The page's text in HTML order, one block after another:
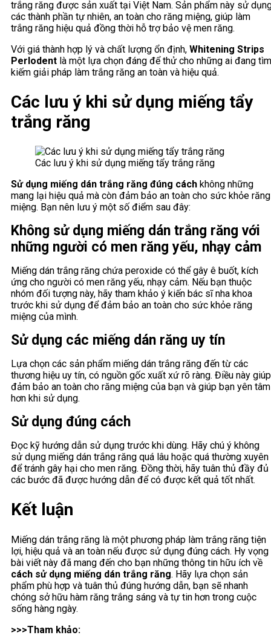
trắng răng được sản xuất tại Việt Nam. Sản phẩm này sử
các thành phần tự nhiên, an toàn cho răng miệng, giúp làm
trắng răng hiệu quả đồng thời hỗ trợ bảo vệ men răng.
Với giá thành hợp lý và chất lượng ổn định, Whitening Strips
Perlodent là một lựa chọn đáng để thử cho những ai đang tìm
kiếm giải pháp làm trắng răng an toàn và hiệu quả.
Các lưu ý khi sử dụng miếng tẩy
trắng răng
Các lưu ý khi sử dụng miếng tẩy trắng răng
Sử dụng miếng dán trắng răng đúng cách không những
mang lại hiệu quả mà còn đảm bảo an toàn cho sức khỏe răng
miệng. Bạn nên lưu ý một số điểm sau đây:
Không sử dụng miếng dán trắng răng với
những người có men răng yếu, nhạy cảm
Miếng dán trắng răng chứa peroxide có thể gây ê buốt, kích
ứng cho người có men răng yếu, nhạy cảm. Nếu bạn thuộc
nhóm đối tượng này, hãy tham khảo ý kiến bác sĩ nha khoa
trước khi sử dụng để đảm bảo an toàn cho sức khỏe răng
miệng của mình.
Sử dụng các miếng dán răng uy tín
Lựa chọn các sản phẩm miếng dán trắng răng đến từ các
thương hiệu uy tín, có nguồn gốc xuất xứ rõ ràng. Điều này giúp
đảm bảo an toàn cho răng miệng của bạn và giúp bạn yên tâm
hơn khi sử dụng.
Sử dụng đúng cách
Đọc kỹ hướng dẫn sử dụng trước khi dùng. Hãy chú ý không
sử dụng miếng dán trắng răng quá lâu hoặc quá thường xuyên
để tránh gây hại cho men răng. Đồng thời, hãy tuân thủ đầy đủ
các bước đã được hướng dẫn để có được kết quả tốt nhất.
Kết luận
Miếng dán trắng răng là một phương pháp làm trắng răng tiện
lợi, hiệu quả và an toàn nếu được sử dụng đúng cách. Hy vọng
bài viết này đã mang đến cho bạn những thông tin hữu ích về
cách sử dụng miếng dán trắng răng. Hãy lựa chọn sản
phẩm phù hợp và tuân thủ đúng hướng dẫn, bạn sẽ nhanh
chóng sở hữu hàm răng trắng sáng và tự tin hơn trong cuộc
sống hàng ngày.
>>>Tham khảo: